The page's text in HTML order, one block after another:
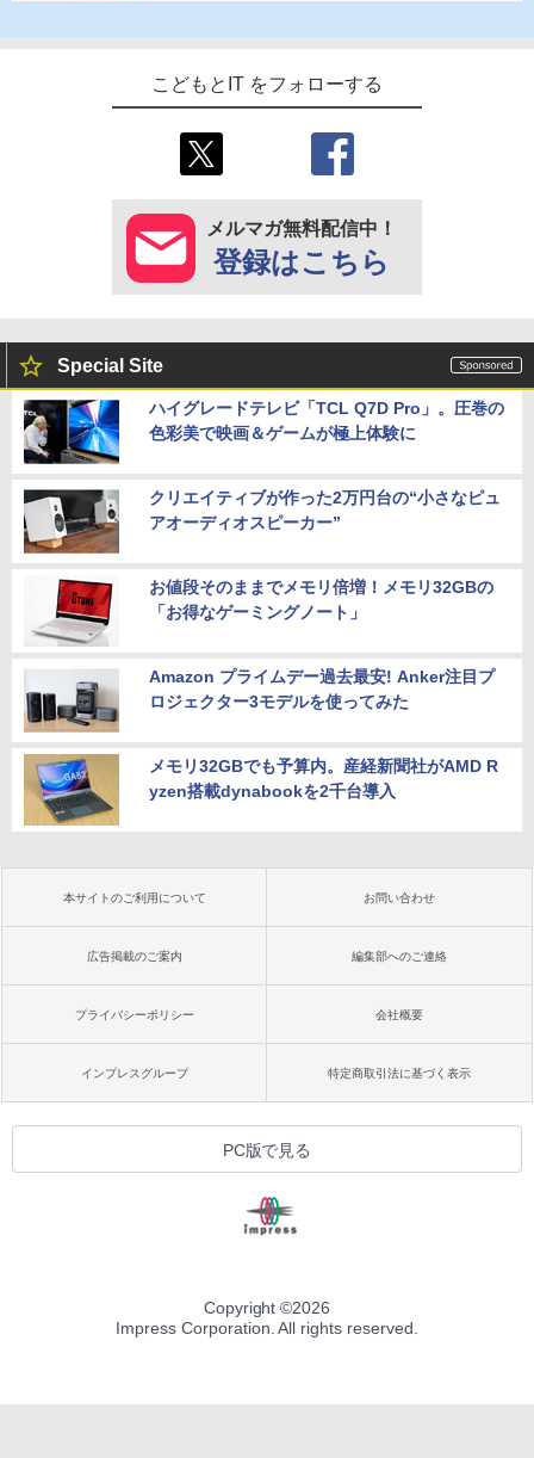
こどもとIT をフォローする
メルマガ無料配信中！
登録はこちら
Special Site
ハイグレードテレビ「TCL Q7D Pro」。圧巻の
色彩美で映画＆ゲームが極上体験に
クリエイティブが作った2万円台の“小さなピュ
アオーディオスピーカー”
お値段そのままでメモリ倍増！メモリ32GBの
「お得なゲーミングノート」
Amazon プライムデー過去最安! Anker注目プ
ロジェクター3モデルを使ってみた
メモリ32GBでも予算内。産経新聞社がAMD R
yzen搭載dynabookを2千台導入
本サイトのご利用について お問い合わせ
広告掲載のご案内 編集部へのご連絡
プライバシーポリシー 会社概要
インプレスグループ 特定商取引法に基づく表示
PC版で見る
Copyright ©2026
Impress Corporation. All rights reserved.